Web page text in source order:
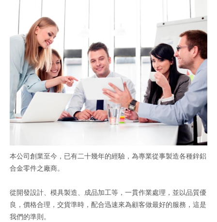
本公司創業至今，已有二十幾年的經驗，為專業從事製造各種鋅鋁
合金零件之廠商。
從開發設計、模具製造、成品加工等，一貫作業處理，並以品質優
良，價格合理，交貨準時，配合迅速來為顧客做最好的服務，這是
我們的準則。